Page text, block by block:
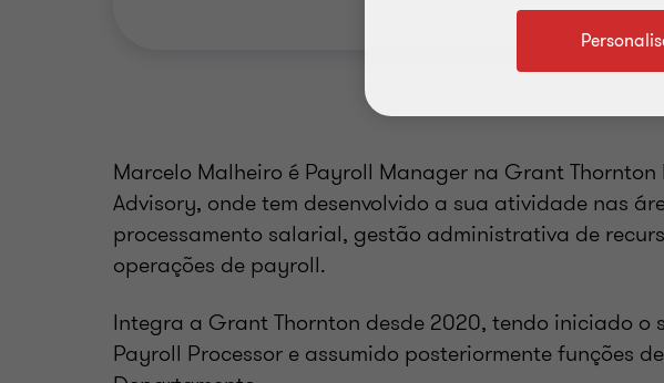
Marcelo Malheiro é Payroll Manager na Grant Thornton
Advisory, onde tem desenvolvido a sua atividade nas
processamento salarial, gestão administrativa de
operações de payroll.
Integra a Grant Thornton desde 2020, tendo iniciado o
Payroll Processor e assumido posteriormente funções